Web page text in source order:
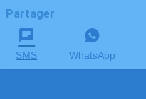
Partager
SMS WhatsApp